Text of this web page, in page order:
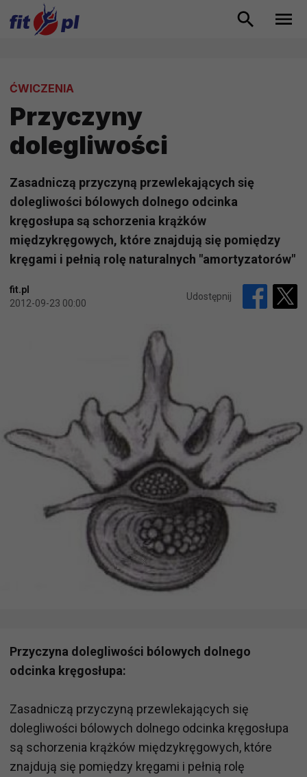
ĆWICZENIA
Przyczyny
dolegliwości
Zasadniczą przyczyną przewlekających się
dolegliwości bólowych dolnego odcinka
kręgosłupa są schorzenia krążków
międzykręgowych, które znajdują się pomiędzy
kręgami i pełnią rolę naturalnych "amortyzatorów"
fit.pl
2012-09-23 00:00
Udostępnij
Przyczyna dolegliwości bólowych dolnego
odcinka kręgosłupa:
Zasadniczą przyczyną przewlekających się
dolegliwości bólowych dolnego odcinka kręgosłupa
są schorzenia krążków międzykręgowych, które
znajdują się pomiędzy kręgami i pełnią rolę